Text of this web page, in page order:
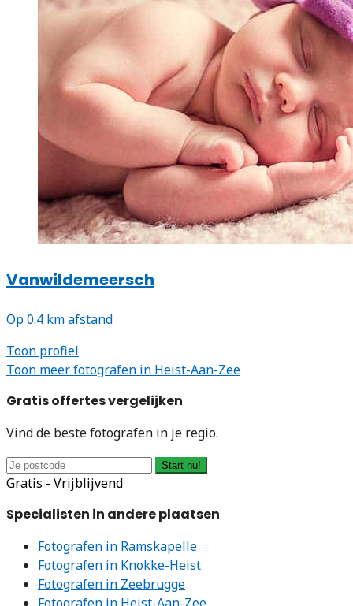
Vanwildemeersch
Op 0.4 km afstand
Toon profiel
Toon meer fotografen in Heist-Aan-Zee
Gratis offertes vergelijken
Vind de beste fotografen in je regio.
Start nu!
Gratis - Vrijblijvend
Specialisten in andere plaatsen
Fotografen in Ramskapelle
Fotografen in Knokke-Heist
Fotografen in Zeebrugge